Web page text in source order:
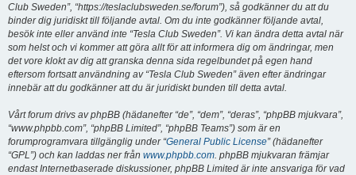
Club Sweden”, “https://teslaclubsweden.se/forum”), så godkänner du att du
binder dig juridiskt till följande avtal. Om du inte godkänner följande avtal,
besök inte eller använd inte “Tesla Club Sweden”. Vi kan ändra detta avtal när
som helst och vi kommer att göra allt för att informera dig om ändringar, men
det vore klokt av dig att granska denna sida regelbundet på egen hand
eftersom fortsatt användning av “Tesla Club Sweden” även efter ändringar
innebär att du godkänner att du är juridiskt bunden till detta avtal.
Vårt forum drivs av phpBB (hädanefter “de”, “dem”, “deras”, “phpBB mjukvara”,
“www.phpbb.com”, “phpBB Limited”, “phpBB Teams”) som är en
forumprogramvara tillgänglig under “General Public License” (hädanefter
“GPL”) och kan laddas ner från www.phpbb.com. phpBB mjukvaran främjar
endast Internetbaserade diskussioner, phpBB Limited är inte ansvariga för vad